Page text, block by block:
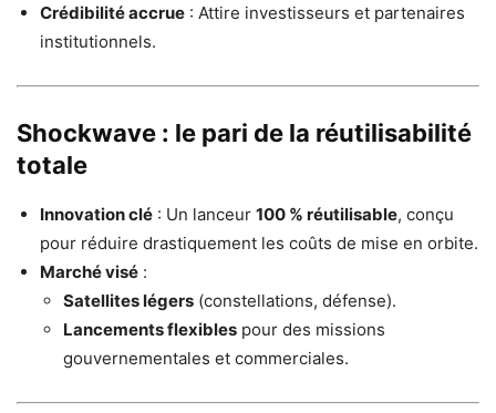
Crédibilité accrue : Attire investisseurs et partenaires
institutionnels.
Shockwave : le pari de la réutilisabilité
totale
Innovation clé : Un lanceur 100 % réutilisable, conçu
pour réduire drastiquement les coûts de mise en orbite.
Marché visé :
Satellites légers (constellations, défense).
Lancements flexibles pour des missions
gouvernementales et commerciales.